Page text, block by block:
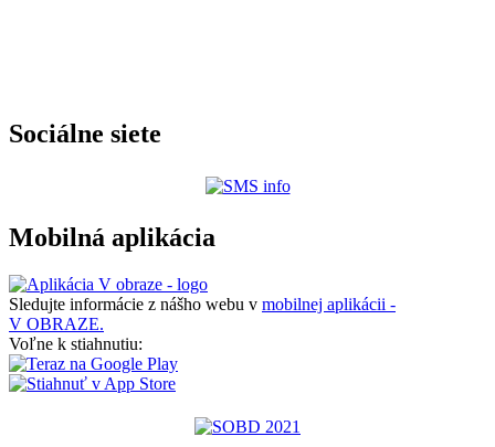
Sociálne siete
Mobilná aplikácia
Sledujte informácie z nášho webu v mobilnej aplikácii -
V OBRAZE.
Voľne k stiahnutiu: